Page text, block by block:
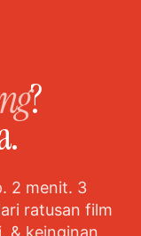
?
2 menit. 3
ratusan film